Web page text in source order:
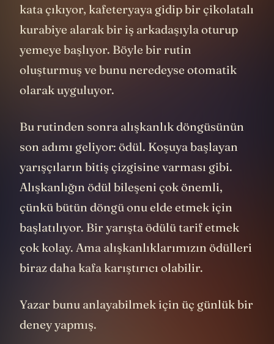
kata çıkıyor, kafeteryaya gidip bir çikolatalı
kurabiye alarak bir iş arkadaşıyla oturup
yemeye başlıyor. Böyle bir rutin
oluşturmuş ve bunu neredeyse otomatik
olarak uyguluyor.
Bu rutinden sonra alışkanlık döngüsünün
son adımı geliyor: ödül. Koşuya başlayan
yarışçıların bitiş çizgisine varması gibi.
Alışkanlığın ödül bileşeni çok önemli,
çünkü bütün döngü onu elde etmek için
başlatılıyor. Bir yarışta ödülü tarif etmek
çok kolay. Ama alışkanlıklarımızın ödülleri
biraz daha kafa karıştırıcı olabilir.
Yazar bunu anlayabilmek için üç günlük bir
deney yapmış.